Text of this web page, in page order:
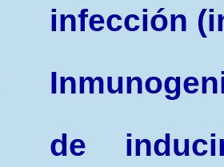
infección
de